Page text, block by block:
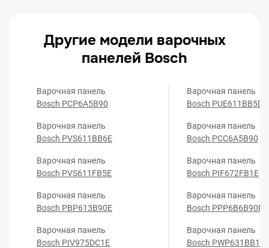
Другие модели варочных
панелей Bosch
Варочная панель
Bosch PCP6A5B90
Варочная панель
Bosch PVS611BB6E
Варочная панель
Bosch PVS611FB5E
Варочная панель
Bosch PBP613B90E
Варочная панель
Bosch PIV975DC1E
Варочная панель
Bosch PUE611BB5D
Варочная панель
Bosch PCC6A5B90
Варочная панель
Bosch PIF672FB1E
Варочная панель
Bosch PPP6B6B90R
Варочная панель
Bosch PWP631BB1E